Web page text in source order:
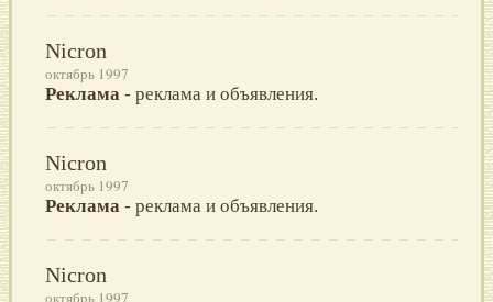
Nicron
октябрь 1997
Реклама - реклама и объявления.
Nicron
октябрь 1997
Реклама - реклама и объявления.
Nicron
октябрь 1997